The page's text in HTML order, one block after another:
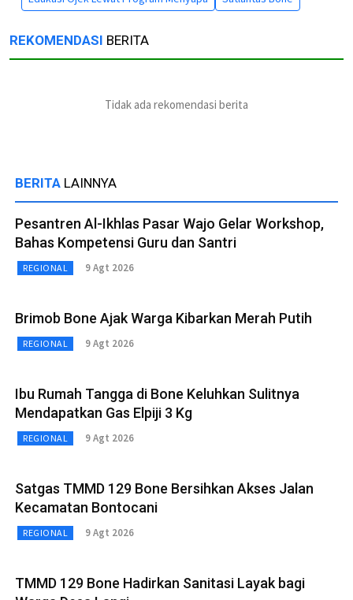
REKOMENDASI BERITA
Tidak ada rekomendasi berita
BERITA LAINNYA
Pesantren Al-Ikhlas Pasar Wajo Gelar Workshop,
Bahas Kompetensi Guru dan Santri
REGIONAL 9 Agt 2026
Brimob Bone Ajak Warga Kibarkan Merah Putih
REGIONAL 9 Agt 2026
Ibu Rumah Tangga di Bone Keluhkan Sulitnya
Mendapatkan Gas Elpiji 3 Kg
REGIONAL 9 Agt 2026
Satgas TMMD 129 Bone Bersihkan Akses Jalan
Kecamatan Bontocani
REGIONAL 9 Agt 2026
TMMD 129 Bone Hadirkan Sanitasi Layak bagi